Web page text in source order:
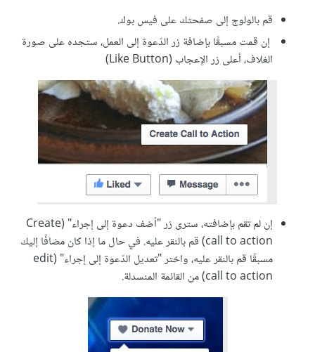
قم بالولوج إلى صفحتك على فيس بوك.
إن قمت مسبقًا بإضافة زر الدّعوة إلى العمل، ستجده على صورة
الغلاف، أعلى زر الإعجاب (Like Button)
إن لم تقم بإضافته، سترى زر "أضف دعوة إلى إجراء" (Create
call to action) قم بالنقر عليه. في حال ما إذا كان مضافًا إليك
مسبقًا قم بالنقر عليه، واختر "تعديل الدّعوة إلى إجراء" (edit
call to action) من القائمة المنسدلة.